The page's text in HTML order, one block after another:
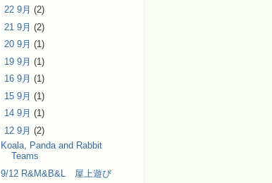
22 9月 (2)
21 9月 (2)
20 9月 (1)
19 9月 (1)
16 9月 (1)
15 9月 (1)
14 9月 (1)
12 9月 (2)
Koala, Panda and Rabbit
Teams
9/12 R&M&B&L 屋上遊び